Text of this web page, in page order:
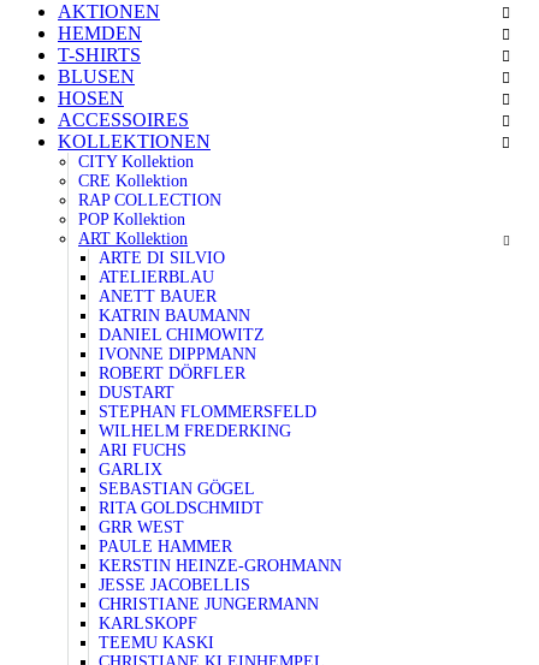
AKTIONEN
HEMDEN
T-SHIRTS
BLUSEN
HOSEN
ACCESSOIRES
KOLLEKTIONEN
CITY Kollektion
CRE Kollektion
RAP COLLECTION
POP Kollektion
ART Kollektion
ARTE DI SILVIO
ATELIERBLAU
ANETT BAUER
KATRIN BAUMANN
DANIEL CHIMOWITZ
IVONNE DIPPMANN
ROBERT DÖRFLER
DUSTART
STEPHAN FLOMMERSFELD
WILHELM FREDERKING
ARI FUCHS
GARLIX
SEBASTIAN GÖGEL
RITA GOLDSCHMIDT
GRR WEST
PAULE HAMMER
KERSTIN HEINZE-GROHMANN
JESSE JACOBELLIS
CHRISTIANE JUNGERMANN
KARLSKOPF
TEEMU KASKI